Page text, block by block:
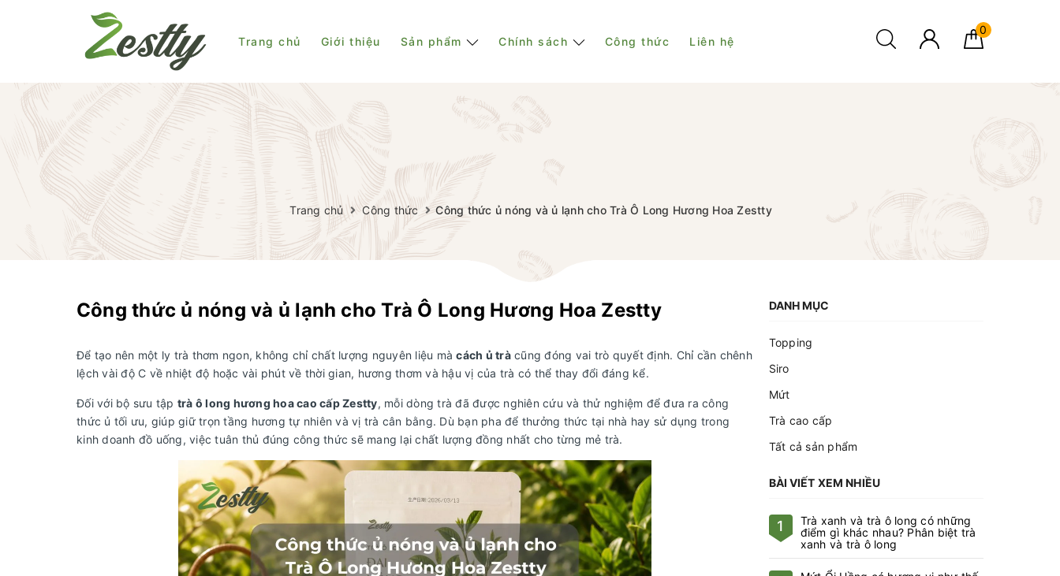
Trang chủ Giới thiệu Sản phẩm Chính sách Công thức Liên hệ
0
Trang chủ Công thức Công thức ủ nóng và ủ lạnh cho Trà Ô Long Hương Hoa Zestty
Công thức ủ nóng và ủ lạnh cho Trà Ô Long Hương Hoa Zestty
Để tạo nên một ly trà thơm ngon, không chỉ chất lượng nguyên liệu màcách ủ tràcũng đóng vai trò quyết định. Chỉ cần chênh
lệch vài độ C về nhiệt độ hoặc vài phút về thời gian, hương thơm và hậu vị của trà có thể thay đổi đáng kể.
Đối với bộ sưu tập trà ô long hương hoa cao cấp Zestty, mỗi dòng trà đã được nghiên cứu và thử nghiệm để đưa ra công
thức ủ tối ưu, giúp giữ trọn tầng hương tự nhiên và vị trà cân bằng. Dù bạn pha để thưởng thức tại nhà hay sử dụng trong
kinh doanh đồ uống, việc tuân thủ đúng công thức sẽ mang lại chất lượng đồng nhất cho từng mẻ trà.
DANH MỤC
Topping
Siro
Mứt
Trà cao cấp
Tất cả sản phẩm
BÀI VIẾT XEM NHIỀU
1
Trà xanh và trà ô long có những
điểm gì khác nhau? Phân biệt trà
xanh và trà ô long